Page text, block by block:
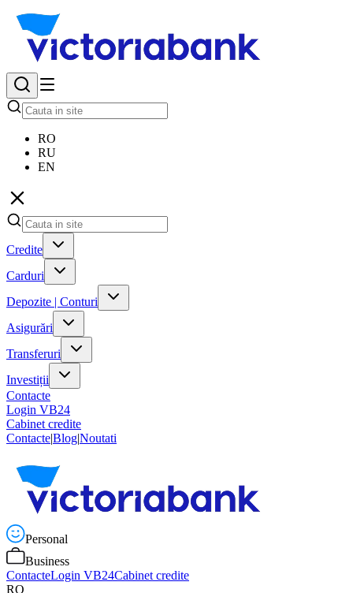
RO
RU
EN
Credite
Carduri
Depozite | Conturi
Asigurări
Transferuri
Investiții
Contacte
Login VB24
Cabinet credite
Contacte|Blog|Noutati
Personal
Business
ContacteLogin VB24Cabinet credite
RO